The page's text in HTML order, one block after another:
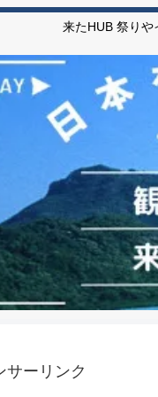
来たHUB 祭りや
サーリンク